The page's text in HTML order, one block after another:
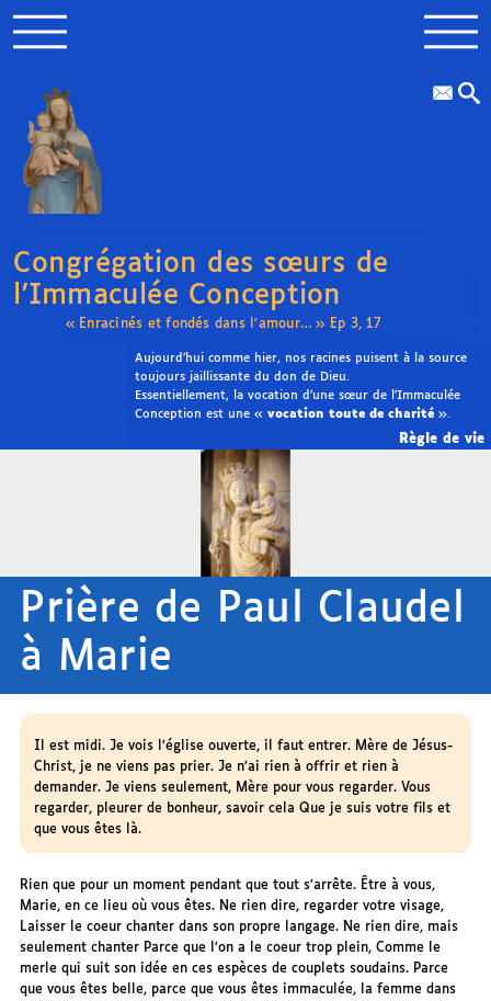
Congrégation des sœurs de
l’Immaculée Conception
« Enracinés et fondés dans l’amour… » Ep 3, 17
Règle de vie
Aujourd’hui comme hier, nos racines puisent à la source
toujours jaillissante du don de Dieu.
Essentiellement, la vocation d’une sœur de l’Immaculée
Conception est une « vocation toute de charité».
Prière de Paul Claudel
à Marie
Il est midi. Je vois l’église ouverte, il faut entrer. Mère de Jésus-
Christ, je ne viens pas prier. Je n’ai rien à offrir et rien à
demander. Je viens seulement, Mère pour vous regarder. Vous
regarder, pleurer de bonheur, savoir cela Que je suis votre fils et
que vous êtes là.
Rien que pour un moment pendant que tout s’arrête. Être à vous,
Marie, en ce lieu où vous êtes. Ne rien dire, regarder votre visage,
Laisser le coeur chanter dans son propre langage. Ne rien dire, mais
seulement chanter Parce que l’on a le coeur trop plein, Comme le
merle qui suit son idée en ces espèces de couplets soudains. Parce
que vous êtes belle, parce que vous êtes immaculée, la femme dans